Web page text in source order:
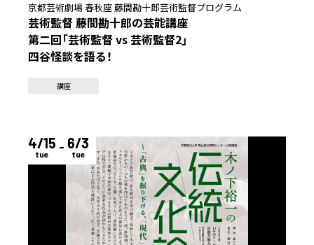
京都芸術劇場 春秋座 藤間勘十郎芸術監督プログラム
芸術監督 藤間勘十郎の芸能講座
第二回「芸術監督 vs 芸術監督2」
四谷怪談を語る！
講座
4/15
tue
6/3
tue